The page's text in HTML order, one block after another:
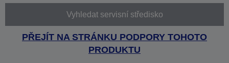
Vyhledat servisní středisko
PŘEJÍT NA STRÁNKU PODPORY TOHOTO
PRODUKTU